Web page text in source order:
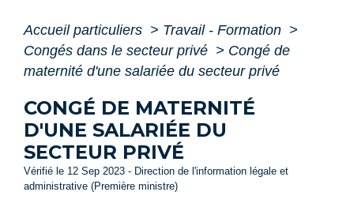
Accueil particuliers > Travail - Formation >
Congés dans le secteur privé > Congé de
maternité d'une salariée du secteur privé
CONGÉ DE MATERNITÉ
D'UNE SALARIÉE DU
SECTEUR PRIVÉ
Vérifié le 12 Sep 2023 - Direction de l'information légale et
administrative (Première ministre)